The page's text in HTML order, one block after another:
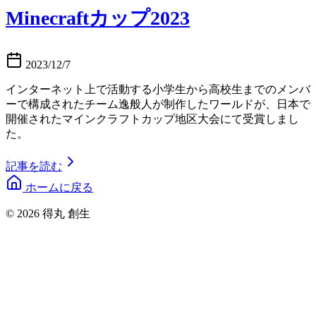
Minecraftカップ2023
2023/12/7
インターネット上で活動する小学生から高校生までのメンバ
ーで構成されたチーム逸般人が制作したワールドが、日本で
開催されたマインクラフトカップ地区大会にて受賞しまし
た。
記事を読む
ホームに戻る
© 2026 得丸 創生